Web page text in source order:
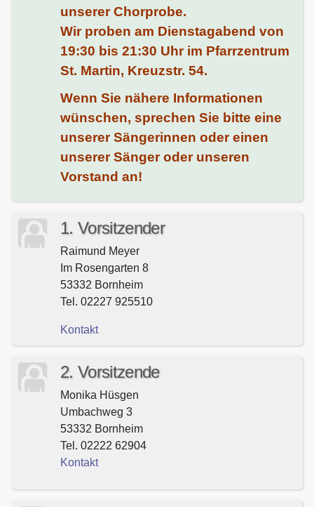
unserer Chorprobe.
Wir proben am Dienstagabend von
19:30 bis 21:30 Uhr im Pfarrzentrum
St. Martin, Kreuzstr. 54.
Wenn Sie nähere Informationen
wünschen, sprechen Sie bitte eine
unserer Sängerinnen oder einen
unserer Sänger oder unseren
Vorstand an!
1. Vorsitzender
Raimund Meyer
Im Rosengarten 8
53332 Bornheim
Tel. 02227 925510
Kontakt
2. Vorsitzende
Monika Hüsgen
Umbachweg 3
53332 Bornheim
Tel. 02222 62904
Kontakt